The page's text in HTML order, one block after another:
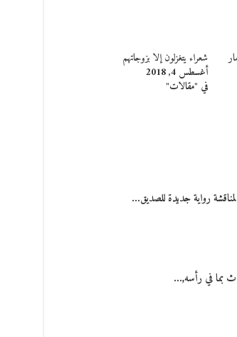
شعراء يتغزلون إلا بزوجاتهم
أغسطس 4, 2018
في "مقالات"
رواية جديدة للصديق…
بما في رأسه,…